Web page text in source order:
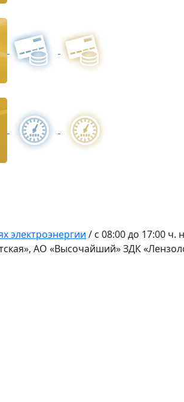
электроэнергии / с 08:00 до 17:00
АО «Высочайший» ЗДК